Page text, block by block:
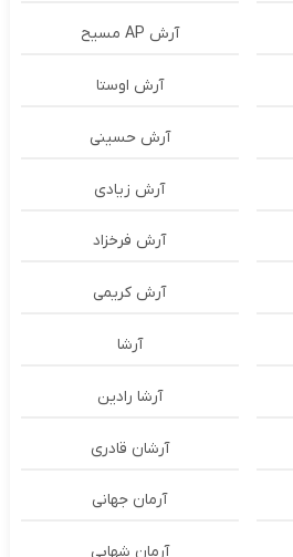
آرش AP مسیح
آرش اوستا
آرش حسینی
آرش زیادی
آرش فرخزاد
آرش کریمی
آرشا
آرشا رادین
آرشان قادری
آرمان جهانی
آرمان شهابی